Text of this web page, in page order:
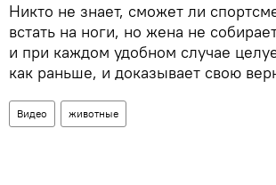
Никто не знает, сможет ли
встать на ноги, но жена не
и при каждом удобном случае
как раньше, и доказывает свою
Видео животные